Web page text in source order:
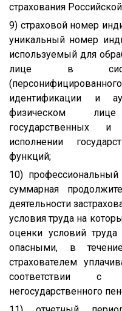
страхования
9) страховой номер
уникальный номер
используемый для
лице в
идентификации и
физическом
государственных
исполнении
функций;
10) профессиональный
суммарная
деятельности
условия труда на
оценки условий
опасными, в
страхователем
соответствии с
негосударственного